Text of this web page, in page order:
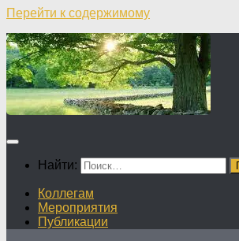
Перейти к содержимому
Найти:
Коллегам
Мероприятия
Публикации